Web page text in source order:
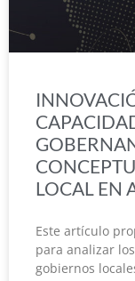
LOCAL EN
Este artículo
para analizar
gobiernos